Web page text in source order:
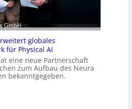
GmbH
globales
für Physical AI
eine neue Partnerschaft
zum Aufbau des Neura
bekanntgegeben.